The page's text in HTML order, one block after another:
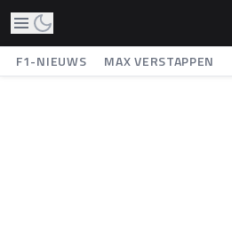
F1-NIEUWS MAX VERSTAPPEN